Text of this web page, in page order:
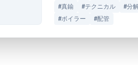
#真鍮 #テクニカル #分
#ボイラー #配管